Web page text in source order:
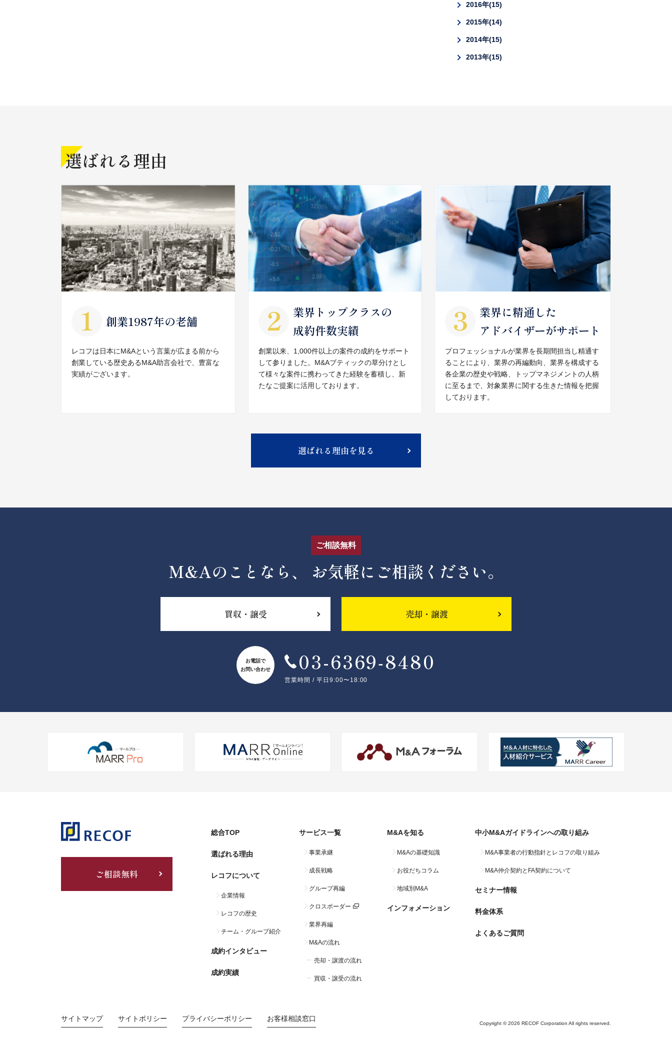
2016年 15
2015年 14
2014年 15
2013年 15
選ばれる理由
創業1987年の老舗
レコフは日本にM&Aという言葉が広まる前から
創業している歴史あるM&A助言会社で、豊富な
実績がございます。
業界トップクラスの
成約件数実績
創業以来、1,000件以上の案件の成約をサポート
して参りました。M&Aブティックの草分けとし
て様々な案件に携わってきた経験を蓄積し、新
たなご提案に活用しております。
業界に精通した
アドバイザーがサポート
プロフェッショナルが業界を長期間担当し精通す
ることにより、業界の再編動向、業界を構成する
各企業の歴史や戦略、トップマネジメントの人柄
に至るまで、対象業界に関する生きた情報を把握
しております。
選ばれる理由を見る
ご相談無料
M&Aのことなら、 お気軽にご相談ください。
買収・譲受 売却・譲渡
お電話で
お問い合わせ
03-6369‐8480
営業時間 / 平日9:00〜18:00
総合TOP
選ばれる理由
レコフについて
企業情報
レコフの歴史
チーム・グループ紹介
成約インタビュー
成約実績
サービス一覧
事業承継
成長戦略
グループ再編
クロスボーダー
業界再編
M&Aの流れ
売却・譲渡の流れ
買収・譲受の流れ
M&Aを知る
M&Aの基礎知識
お役だちコラム
地域別M&A
インフォメーション
中小M&Aガイドラインへの取り組み
M&A事業者の行動指針と レコフの取り組み
M&A仲介契約と FA契約について
セミナー情報
料金体系
よくあるご質問
サイトマップ サイトポリシー プライバシーポリシー お客様相談窓口
ご相談無料
Copyright © 2026 RECOF Corporation All rights reserved.